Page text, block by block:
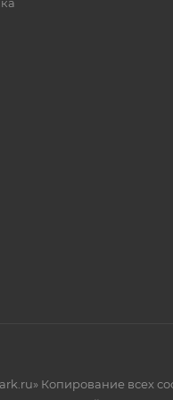
Копирование всех